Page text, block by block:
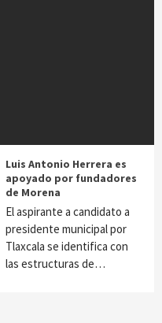
Luis Antonio Herrera es
apoyado por fundadores
de Morena
El aspirante a candidato a
presidente municipal por
Tlaxcala se identifica con
las estructuras de…